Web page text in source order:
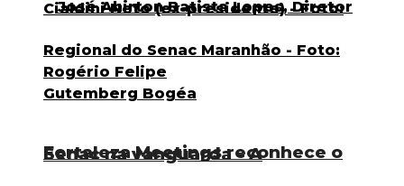
Senac na vanguarda – A
Fortaleza Meetings reconhece o